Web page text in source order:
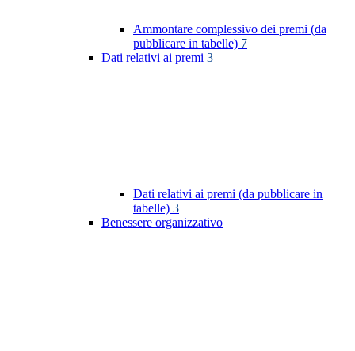
Ammontare complessivo dei premi (da
pubblicare in tabelle) 7
Dati relativi ai premi 3
Dati relativi ai premi (da pubblicare in
tabelle) 3
Benessere organizzativo